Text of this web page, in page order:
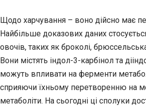
Щодо харчування – воно дійсно має
Найбільше доказових даних
овочів, таких як броколі,
Вони містять індол-3-карбінол та
можуть впливати на ферменти
сприяючи їхньому перетворенню на
метаболіти. На сьогодні ці сполуки